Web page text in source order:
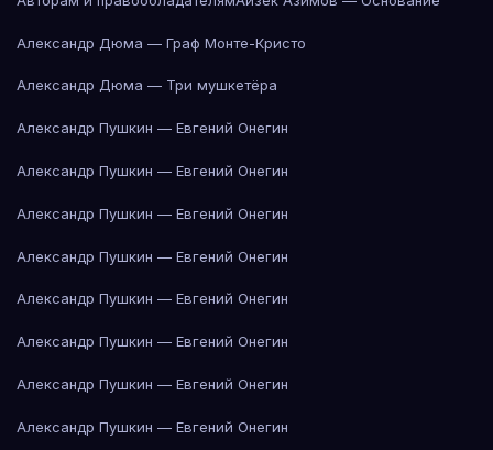
Александр Дюма — Граф Монте-Кристо
Александр Дюма — Три мушкетёра
Александр Пушкин — Евгений Онегин
Александр Пушкин — Евгений Онегин
Александр Пушкин — Евгений Онегин
Александр Пушкин — Евгений Онегин
Александр Пушкин — Евгений Онегин
Александр Пушкин — Евгений Онегин
Александр Пушкин — Евгений Онегин
Александр Пушкин — Евгений Онегин